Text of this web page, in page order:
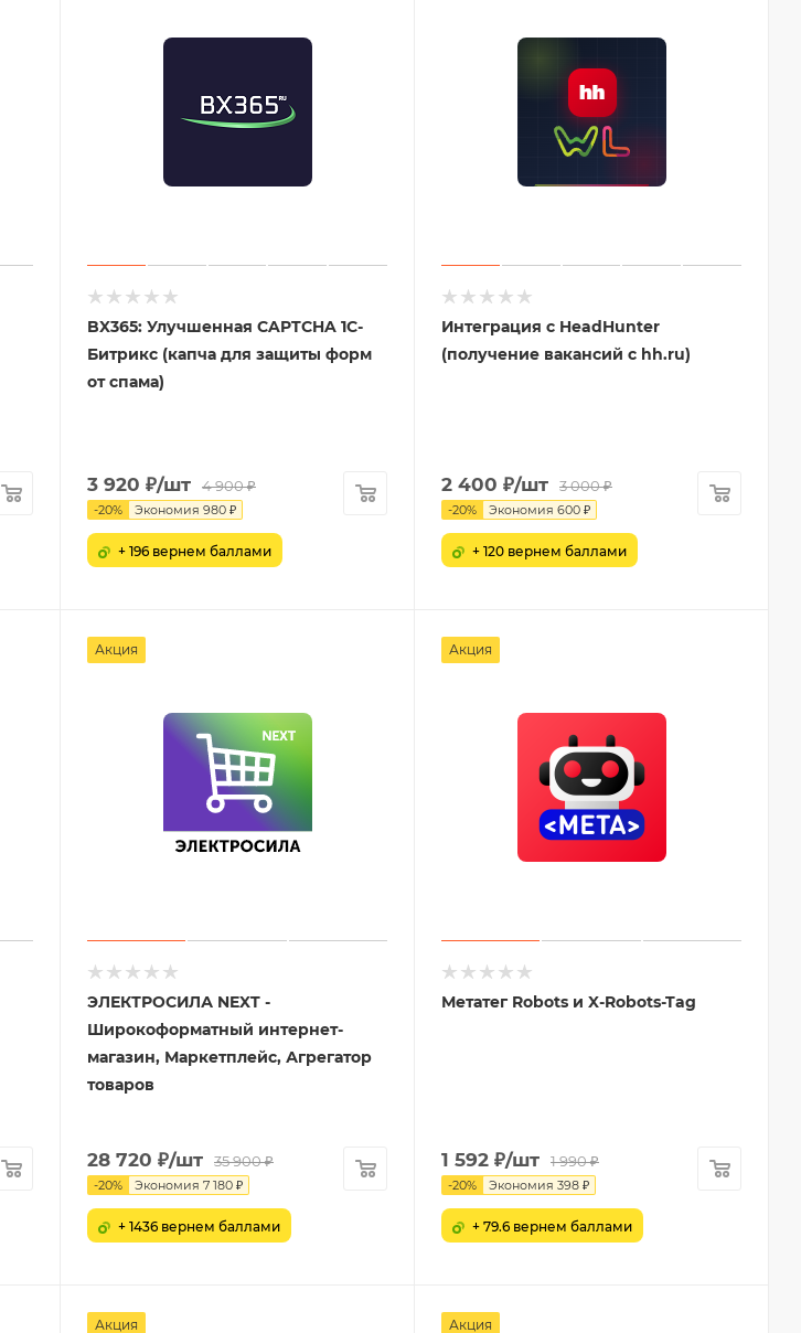
BX365: Улучшенная CAPTCHA 1С-
Битрикс (капча для защиты форм
от спама)
3 920 ₽/шт 4 900₽
-20% Экономия 980 ₽
+ 196 вернем баллами
Интеграция с HeadHunter
(получение вакансий с hh.ru)
2 400 ₽/шт 3 000₽
-20% Экономия 600 ₽
+ 120 вернем баллами
Акция
ЭЛЕКТРОСИЛА NEXT -
Широкоформатный интернет-
магазин, Маркетплейс, Агрегатор
товаров
28 720 ₽/шт 35 900₽
-20% Экономия 7 180 ₽
+ 1436 вернем баллами
Акция
Метатег Robots и X-Robots-Tag
1 592 ₽/шт 1 990₽
-20% Экономия 398 ₽
+ 79.6 вернем баллами
Акция Акция